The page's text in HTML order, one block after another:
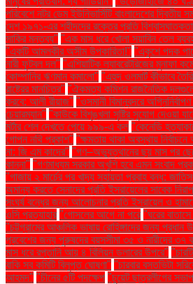
পরিবেশে নটর ডেম ইউনিভার্সিটি বাংলাদেশের দ্বিতীয়
দেশ ১৯৭১-এর শহীদদের রক্তের প্রতি
সাকির মন্তব্য" "এক মাস ধরে খোলা সয়াবিন তেল
"একটি আমলকীর অসীম উপকারিতা!" "একুশে পদক
নারী ফুটবল দল" "এশিয়াটিক ল্যাবরেটরিজের মুনাফা
কোম্পানির ঋণমান কমালো" "এহুদ ওলমার্ট কীভাবে
রাষ্ট্রের মানচিত্র" "ঐকমত্য কমিশন রাজনৈতিক
করবে: আলী রীয়াজ" "ওসমানী বিমানবন্দরে
চেয়ারম্যান" "কাউকে বিশৃঙ্খলা সৃষ্টির সুযোগ দেওয়া
মর্টার শেল দেখতে পেয়ে ৯৯৯-এ কল "কেনেডি
গোপন নথি প্রকাশ" "ক্ষমতায় থাকা অবস্থায়
না: জি এম কাদের" "গণ–অভ্যুত্থানের ছয় মাস পর
কান্না" "গণমাধ্যম সরকার অখুশি হবে এমন সংবাদ
"গাজায় ২ মার্চের পর খাদ্য সহায়তা প্রবাহ বন্ধ:
অমান্য করতে সেনাদের প্রতি ইসরায়েলের সাবেক
সংঘর্ষ বন্ধের জন্য আলোচনার প্রতি ইসরায়েল ও
ওসি প্রত্যাহার "গোসলের আগে না পরে "ঘরের
"চট্টগ্রামের আঞ্চলিক ভাষায় রোহিঙ্গাদের জন্য প্রধান
প্রবেশের জন্য পুরুষদের বয়সসীমা ৩৫ ও নারীদের ৩৭
মাস ধরে রপ্তানি আয় ৪ বিলিয়ন ডলারের উপরে"
বাকি সব কমিটি বিলুপ্ত ঘোষণা" "চারবার বসতভিটা
আহমদ" "চীনের ৫টি পদক্ষেপ "চুয়েট ছাত্রলীগের